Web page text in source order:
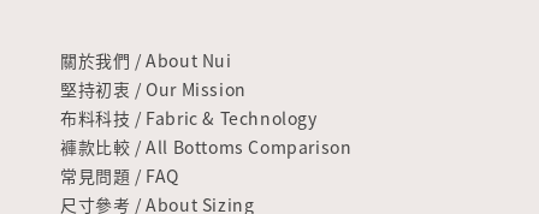
關於我們 / About Nui
堅持初衷 / Our Mission
布料科技 / Fabric & Technology
褲款比較 / All Bottoms Comparison
常見問題 / FAQ
尺寸參考 / About Sizing